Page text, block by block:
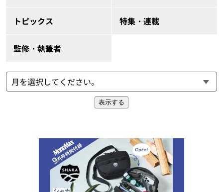
トピックス 特集・連載
監修・執筆者
表示する